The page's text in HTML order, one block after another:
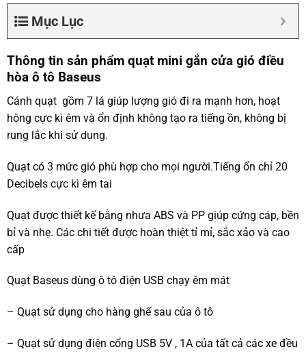
Mục Lục
Thông tin sản phẩm quạt mini gắn cửa gió điều
hòa ô tô Baseus
Cánh quạt gồm 7 lá giúp lượng gió đi ra mạnh hơn, hoạt
hộng cực kì êm và ổn định không tạo ra tiếng ồn, không bị
rung lắc khi sử dụng.
Quạt có 3 mức gió phù hợp cho mọi người.Tiếng ổn chỉ 20
Decibels cực kì êm tai
Quạt được thiết kế bằng nhưa ABS và PP giúp cứng cáp, bền
bỉ và nhẹ. Các chi tiết được hoàn thiệt tỉ mỉ, sắc xảo và cao
cấp
Quạt Baseus dùng ô tô điện USB chạy êm mát
– Quạt sử dụng cho hàng ghế sau của ô tô
– Quạt sử dụng điện cổng USB 5V , 1A của tất cả các xe đều